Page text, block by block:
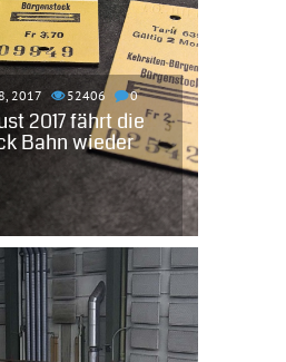
2017 52406 0
2017 fährt die
Bahn wieder